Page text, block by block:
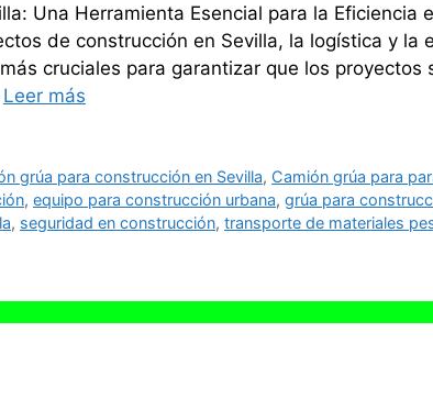
Una Herramienta Esencial para la Eficiencia
de construcción en Sevilla, la logística y la
cruciales para garantizar que los proyectos
Leer más
grúa para construcción en Sevilla, Camión grúa para
, equipo para construcción urbana, grúa para
, seguridad en construcción, transporte de materiales